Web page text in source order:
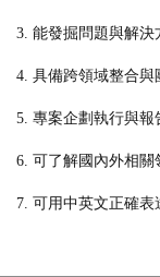
3. 能發掘問題與解決
4. 具備跨領域整合與
5. 專案企劃執行與報
6. 可了解國內外相關
7. 可用中英文正確表